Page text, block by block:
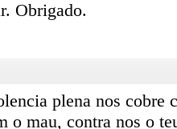
Obrigado.
plena nos cobre
o mau, contra nos o